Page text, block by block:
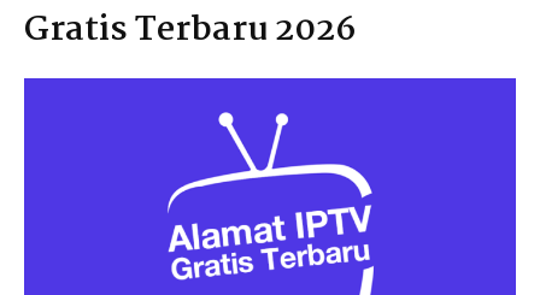
Gratis Terbaru 2026